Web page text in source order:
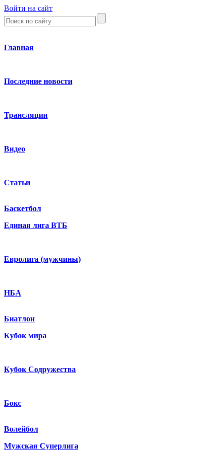
Войти на сайт
Главная
Последние новости
Трансляции
Видео
Статьи
Баскетбол
Единая лига ВТБ
Евролига (мужчины)
НБА
Биатлон
Кубок мира
Кубок Содружества
Бокс
Волейбол
Мужская Суперлига